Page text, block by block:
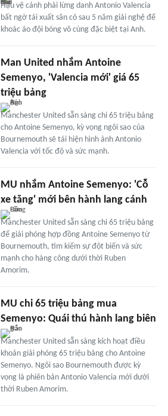
Hậu vệ cánh phải lừng danh Antonio Valencia
bất ngờ tái xuất sân cỏ sau 5 năm giải nghệ để
khoác áo đội bóng vô cùng đặc biệt tại Anh.
Man United nhắm Antoine
Semenyo, 'Valencia mới' giá 65
triệu bảng
Manchester United sẵn sàng chi 65 triệu bảng
cho Antoine Semenyo, kỳ vọng ngôi sao của
Bournemouth sẽ tái hiện hình ảnh Antonio
Valencia với tốc độ và sức mạnh.
MU nhắm Antoine Semenyo: 'Cỗ
xe tăng' mới bên hành lang cánh
Manchester United sẵn sàng chi 65 triệu bảng
để giải phóng hợp đồng Antoine Semenyo từ
Bournemouth, tìm kiếm sự đột biến và sức
mạnh cho hàng công dưới thời Ruben
Amorim.
MU chi 65 triệu bảng mua
Semenyo: Quái thú hành lang biên
Manchester United sẵn sàng kích hoạt điều
khoản giải phóng 65 triệu bảng cho Antoine
Semenyo. Ngôi sao Bournemouth được kỳ
vọng là phiên bản Antonio Valencia mới dưới
thời Ruben Amorim.